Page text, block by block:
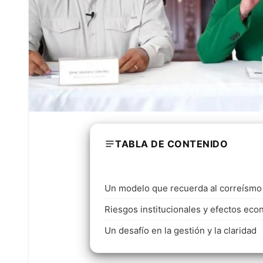
TABLA DE CONTENIDO
Un modelo que recuerda al
Riesgos institucionales y efectos
Un desafío en la gestión y la claridad